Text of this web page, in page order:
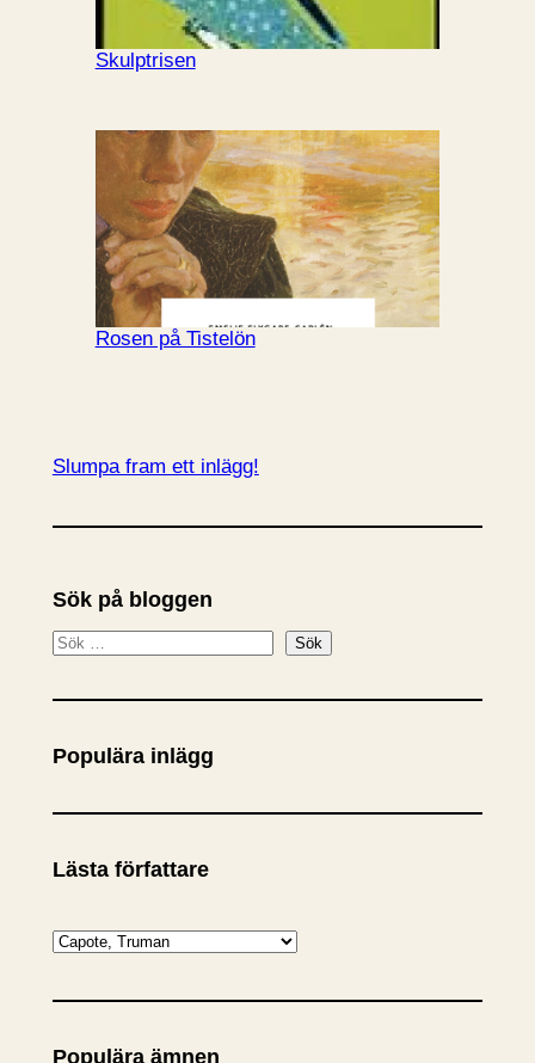
Skulptrisen
Rosen på Tistelön
Slumpa fram ett inlägg!
Sök på bloggen
S
k
Sök
Populära inlägg
Lästa författare
K
t
Populära ämnen